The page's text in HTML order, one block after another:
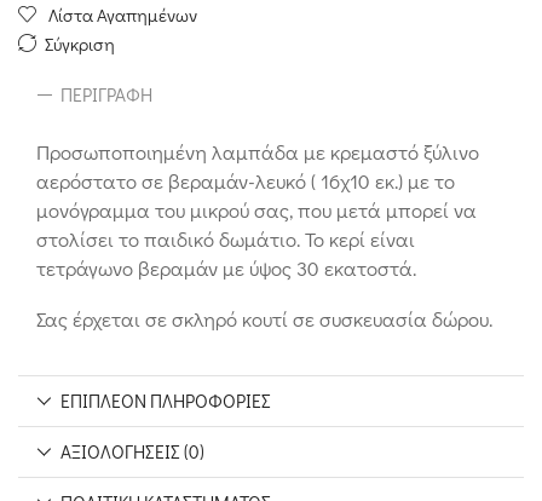
Λίστα Αγαπημένων
Σύγκριση
ΠΕΡΙΓΡΑΦΉ
Προσωποποιημένη λαμπάδα με κρεμαστό ξύλινο
αερόστατο σε βεραμάν-λευκό ( 16χ10 εκ.) με το
μονόγραμμα του μικρού σας, που μετά μπορεί να
στολίσει το παιδικό δωμάτιο. Το κερί είναι
τετράγωνο βεραμάν με ύψος 30 εκατοστά.
Σας έρχεται σε σκληρό κουτί σε συσκευασία δώρου.
ΕΠΙΠΛΈΟΝ ΠΛΗΡΟΦΟΡΊΕΣ
ΑΞΙΟΛΟΓΉΣΕΙΣ (0)